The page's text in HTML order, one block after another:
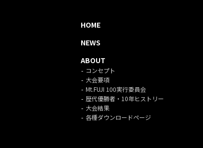
HOME
NEWS
ABOUT
コンセプト
大会要項
Mt.FUJI 100実行委員会
歴代優勝者・10年ヒストリー
大会結果
各種ダウンロードページ